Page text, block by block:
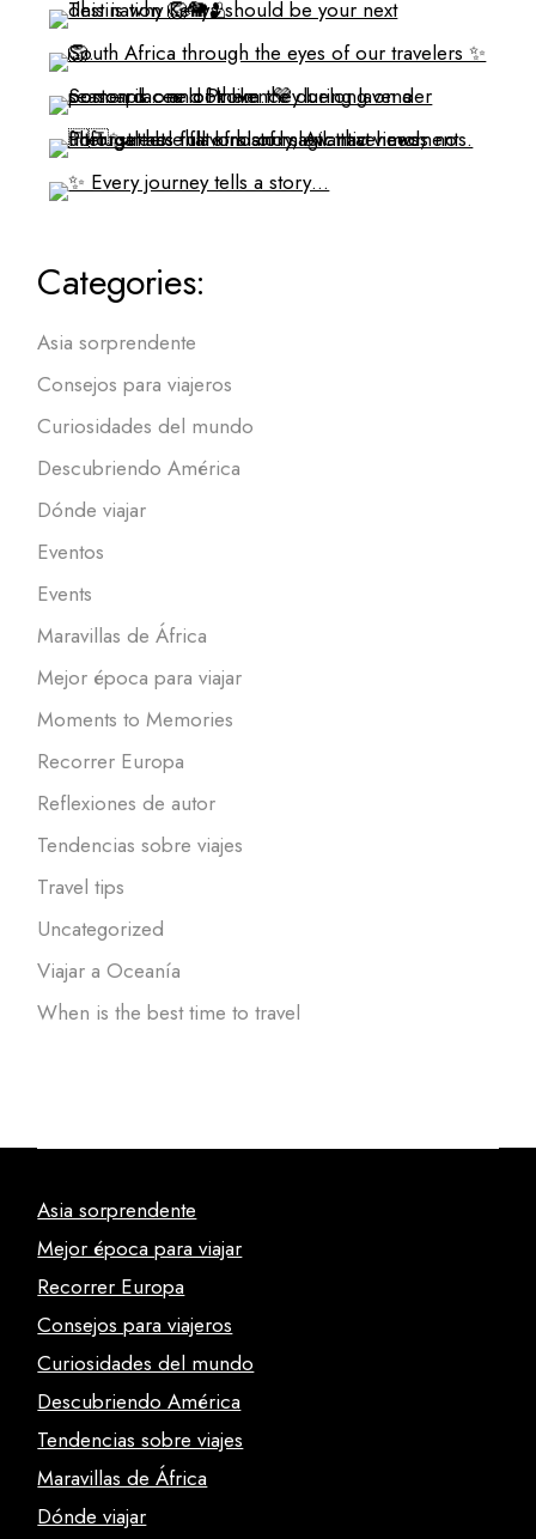
Categories:
Asia sorprendente
Consejos para viajeros
Curiosidades del mundo
Descubriendo América
Dónde viajar
Eventos
Events
Maravillas de África
Mejor época para viajar
Moments to Memories
Recorrer Europa
Reflexiones de autor
Tendencias sobre viajes
Travel tips
Uncategorized
Viajar a Oceanía
When is the best time to travel
Asia sorprendente
Mejor época para viajar
Recorrer Europa
Consejos para viajeros
Curiosidades del mundo
Descubriendo América
Tendencias sobre viajes
Maravillas de África
Dónde viajar